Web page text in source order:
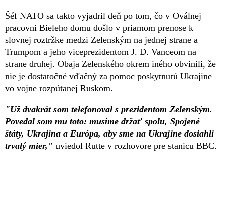
Šéf NATO sa takto vyjadril deň po tom, čo v Oválnej
pracovni Bieleho domu došlo v priamom prenose k
slovnej roztržke medzi Zelenským na jednej strane a
Trumpom a jeho viceprezidentom J. D. Vanceom na
strane druhej. Obaja Zelenského okrem iného obvinili, že
nie je dostatočné vďačný za pomoc poskytnutú Ukrajine
vo vojne rozpútanej Ruskom.
"Už dvakrát som telefonoval s prezidentom Zelenským.
Povedal som mu toto: musíme držať spolu, Spojené
štáty, Ukrajina a Európa, aby sme na Ukrajine dosiahli
trvalý mier," uviedol Rutte v rozhovore pre stanicu BBC.